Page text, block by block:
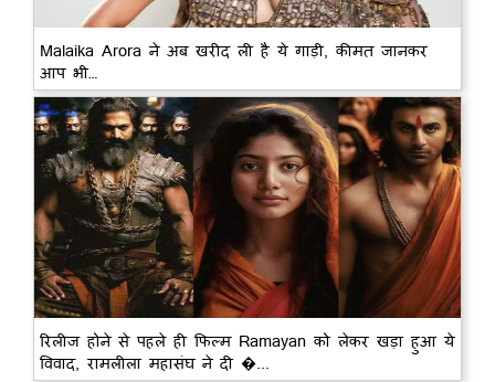
Malaika Arora ने अब खरीद ली है ये गाड़ी, कीमत जानकर
आप भी…
रिलीज होने से पहले ही फिल्म Ramayan को लेकर खड़ा हुआ ये
विवाद, रामलीला महासंघ ने दी �...